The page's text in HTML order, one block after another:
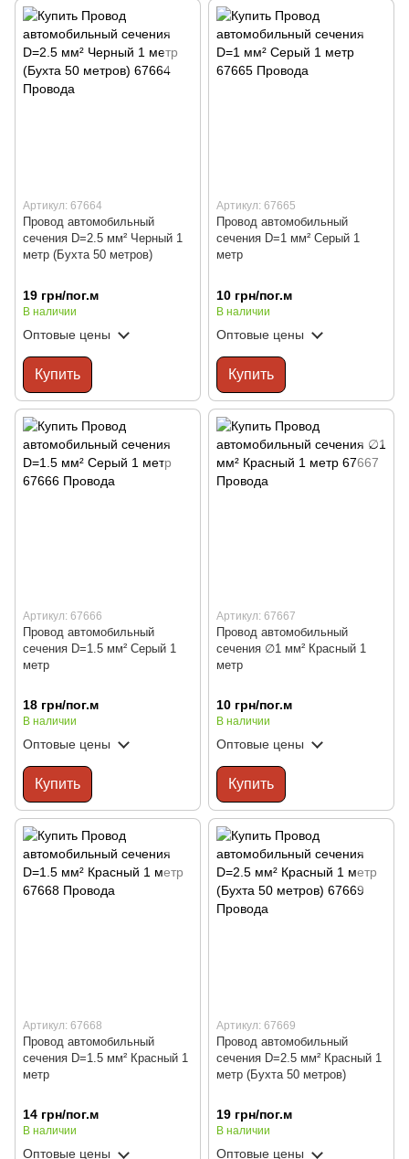
Артикул: 67664
Провод автомобильный
сечения D=2.5 мм² Черный 1
метр (Бухта 50 метров)
19 грн/пог.м
В наличии
Оптовые цены
Купить
Артикул: 67665
Провод автомобильный
сечения D=1 мм² Серый 1
метр
10 грн/пог.м
В наличии
Оптовые цены
Купить
Артикул: 67666
Провод автомобильный
сечения D=1.5 мм² Серый 1
метр
18 грн/пог.м
В наличии
Оптовые цены
Купить
Артикул: 67667
Провод автомобильный
сечения ∅1 мм² Красный 1
метр
10 грн/пог.м
В наличии
Оптовые цены
Купить
Артикул: 67668
Провод автомобильный
сечения D=1.5 мм² Красный 1
метр
14 грн/пог.м
В наличии
Оптовые цены
Артикул: 67669
Провод автомобильный
сечения D=2.5 мм² Красный 1
метр (Бухта 50 метров)
19 грн/пог.м
В наличии
Оптовые цены